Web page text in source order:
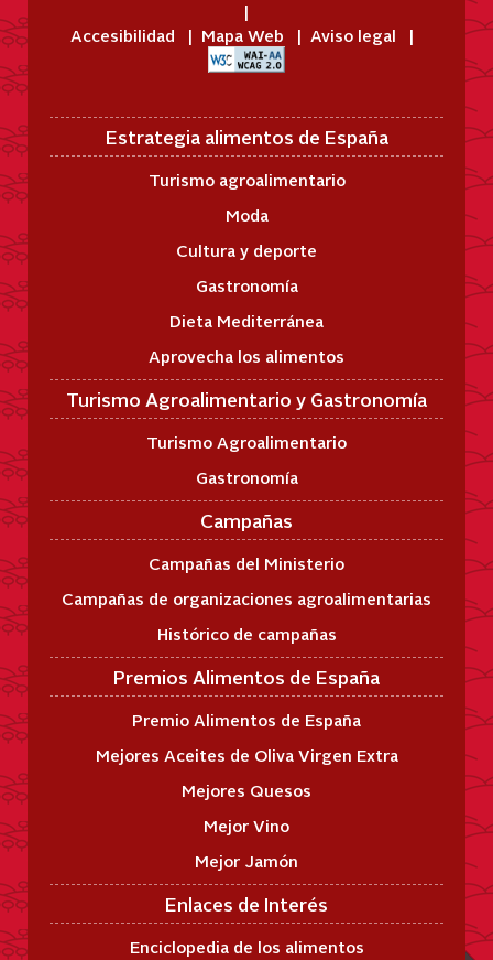
Accesibilidad Mapa Web Aviso legal
Estrategia alimentos de España
Turismo agroalimentario
Moda
Cultura y deporte
Gastronomía
Dieta Mediterránea
Aprovecha los alimentos
Turismo Agroalimentario y Gastronomía
Turismo Agroalimentario
Gastronomía
Campañas
Campañas del Ministerio
Campañas de organizaciones agroalimentarias
Histórico de campañas
Premios Alimentos de España
Premio Alimentos de España
Mejores Aceites de Oliva Virgen Extra
Mejores Quesos
Mejor Vino
Mejor Jamón
Enlaces de Interés
Enciclopedia de los alimentos